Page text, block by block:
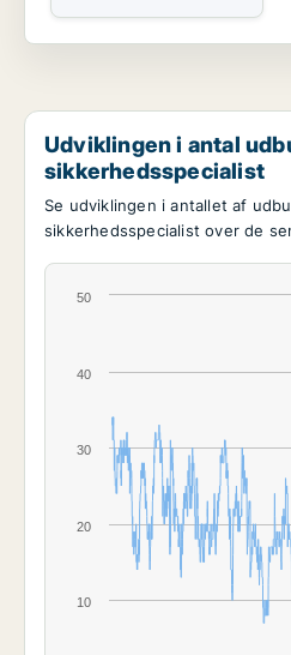
Udviklingen i antal
sikkerhedsspecialist
Se udviklingen i antallet af
sikkerhedsspecialist over de
10
20
30
40
50